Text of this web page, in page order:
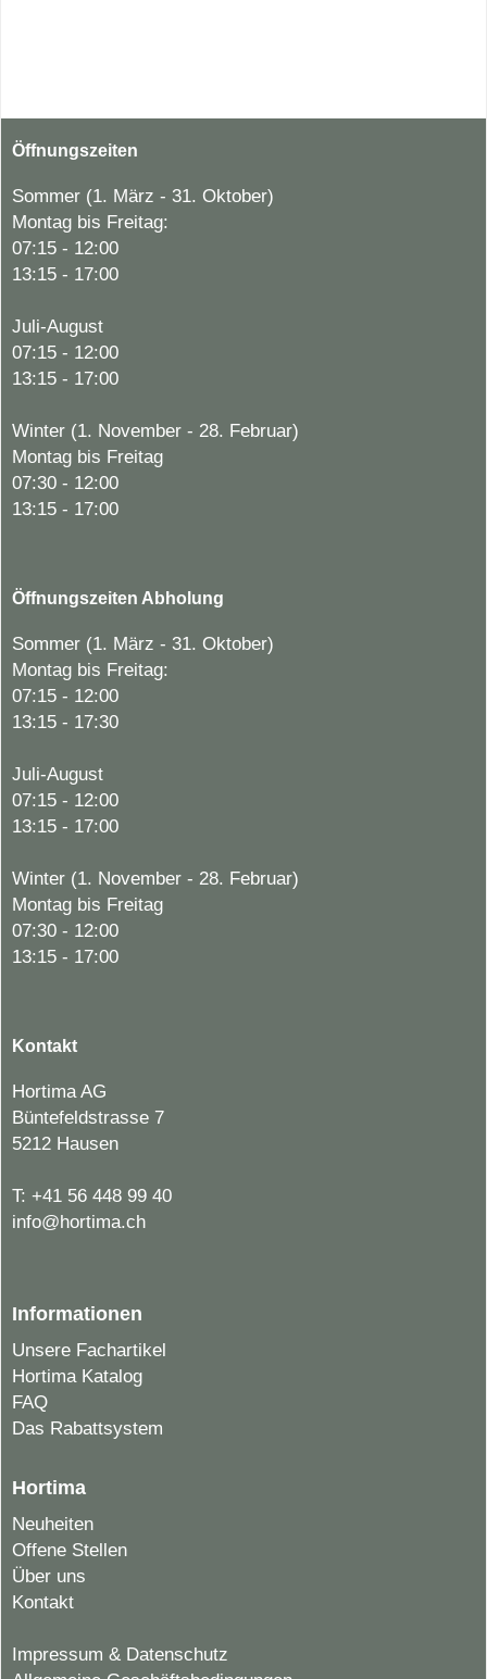
Öffnungszeiten
Sommer (1. März - 31. Oktober)
Montag bis Freitag:
07:15 - 12:00
13:15 - 17:00
Juli-August
07:15 - 12:00
13:15 - 17:00
Winter (1. November - 28. Februar)
Montag bis Freitag
07:30 - 12:00
13:15 - 17:00
Öffnungszeiten Abholung
Sommer (1. März - 31. Oktober)
Montag bis Freitag:
07:15 - 12:00
13:15 - 17:30
Juli-August
07:15 - 12:00
13:15 - 17:00
Winter (1. November - 28. Februar)
Montag bis Freitag
07:30 - 12:00
13:15 - 17:00
Kontakt
Hortima AG
Büntefeldstrasse 7
5212 Hausen
T: +41 56 448 99 40
info@hortima.ch
Informationen
Unsere Fachartikel
Hortima Katalog
FAQ
Das Rabattsystem
Hortima
Neuheiten
Offene Stellen
Über uns
Kontakt
Impressum & Datenschutz